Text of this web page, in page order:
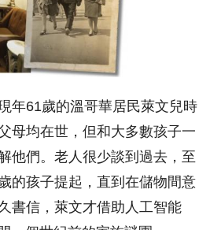
年61歲的溫哥華居民萊文兒時
母均在世，但和大多數孩子一
他們。老人很少談到過去，至
的孩子提起，直到在儲物間意
書信，萊文才借助人工智能